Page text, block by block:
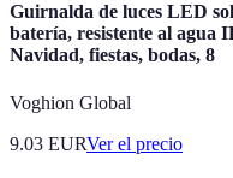
Guirnalda de luces LED
batería, resistente al agua
Navidad, fiestas, bodas, 8
Voghion Global
9.03 EURVer el precio